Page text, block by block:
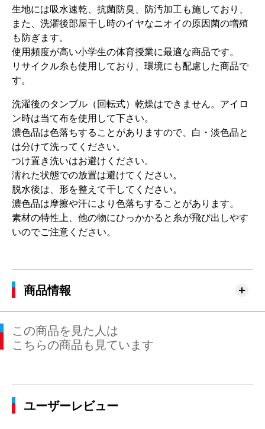
生地には吸水速乾、抗菌防臭、防汚加工も施しており、
また、洗濯後部屋干し時のイヤなニオイの原因菌の増殖
も防ぎます。
使用頻度が高い小学生の体育授業に最適な商品です。
リサイクル糸も使用しており、環境にも配慮した商品で
す。
洗濯後のタンブル（回転式）乾燥はできません。アイロ
ン時は当て布を使用して下さい。
濃色品は色落ちすることがありますので、白・淡色品と
は分けて洗ってください。
つけ置き洗いはお避けください。
濡れた状態での放置は避けてください。
脱水後は、形を整えて干してください。
濃色品は摩擦や汗により色落ちすることがあります。
素材の特性上、他の物にひっかかると糸が飛び出しやす
いのでご注意ください。
商品情報
この商品を見た人は
こちらの商品も見ています
ユーザーレビュー